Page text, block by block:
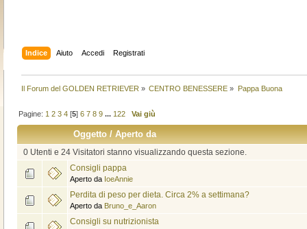
Indice Aiuto Accedi Registrati
Il Forum del GOLDEN RETRIEVER » CENTRO BENESSERE » Pappa Buona
Pagine: 1 2 3 4 [5]6 7 8 9 ... 122 Vai giù
Oggetto/Aperto da
0 Utenti e 24 Visitatori stanno visualizzando questa sezione.
Consigli pappa
Aperto da IoeAnnie
Perdita di peso per dieta. Circa 2% a settimana?
Aperto da Bruno_e_Aaron
Consigli su nutrizionista